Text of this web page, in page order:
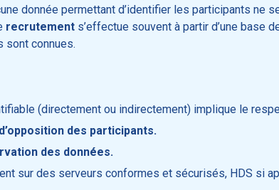
donnée permettant d’identifier les participants ne
recrutements’effectue souvent à partir d’une base
sont connues.
(directement ou indirectement) implique le
des participants.
des données.
sur des serveurs conformes et sécurisés, HDS si